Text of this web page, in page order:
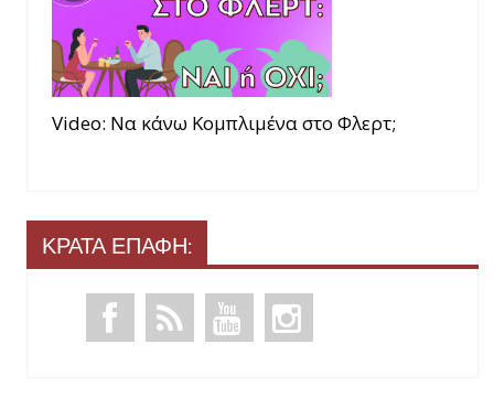
Video: Να κάνω Κομπλιμένα στο Φλερτ;
ΚΡΑΤΑ ΕΠΑΦΗ: